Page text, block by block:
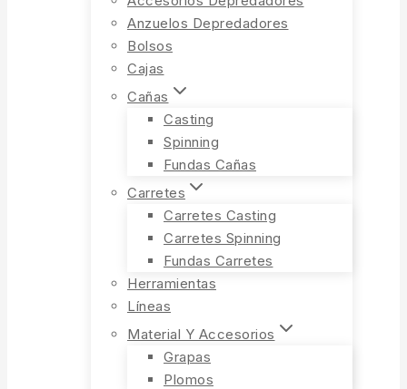
Anzuelos Depredadores
Bolsos
Cajas
Cañas
Casting
Spinning
Fundas Cañas
Carretes
Carretes Casting
Carretes Spinning
Fundas Carretes
Herramientas
Líneas
Material Y Accesorios
Grapas
Plomos